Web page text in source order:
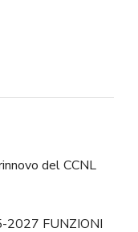
del CCNL
2027 FUNZIONI